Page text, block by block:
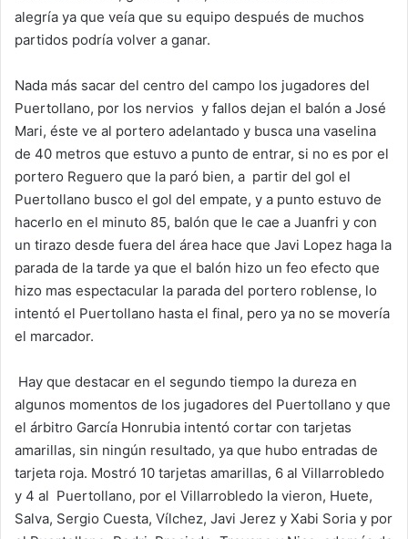
alegría ya que veía que su equipo después de muchos
partidos podría volver a ganar.
Nada más sacar del centro del campo los jugadores del
Puertollano, por los nervios y fallos dejan el balón a José
Mari, éste ve al portero adelantado y busca una vaselina
de 40 metros que estuvo a punto de entrar, si no es por el
portero Reguero que la paró bien, a partir del gol el
Puertollano busco el gol del empate, y a punto estuvo de
hacerlo en el minuto 85, balón que le cae a Juanfri y con
un tirazo desde fuera del área hace que Javi Lopez haga la
parada de la tarde ya que el balón hizo un feo efecto que
hizo mas espectacular la parada del portero roblense, lo
intentó el Puertollano hasta el final, pero ya no se movería
el marcador.
Hay que destacar en el segundo tiempo la dureza en
algunos momentos de los jugadores del Puertollano y que
el árbitro García Honrubia intentó cortar con tarjetas
amarillas, sin ningún resultado, ya que hubo entradas de
tarjeta roja. Mostró 10 tarjetas amarillas, 6 al Villarrobledo
y 4 al Puertollano, por el Villarrobledo la vieron, Huete,
Salva, Sergio Cuesta, Vílchez, Javi Jerez y Xabi Soria y por